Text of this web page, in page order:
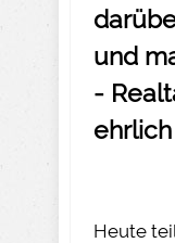
und
-
Heute